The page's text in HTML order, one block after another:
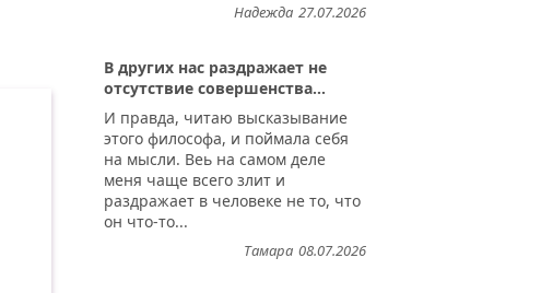
27.07.2026
Надежда
В других нас раздражает не
отсутствие совершенства...
И правда, читаю высказывание
этого философа, и поймала себя
на мысли. Веь на самом деле
меня чаще всего злит и
раздражает в человеке не то, что
он что-то...
08.07.2026
Тамара